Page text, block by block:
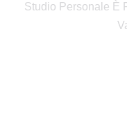
Studio Personale È